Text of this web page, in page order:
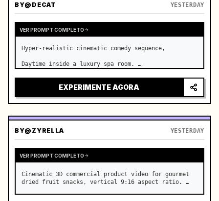
BY@DECAT YESTERDAY
VER PROMPT COMPLETO
Hyper-realistic cinematic comedy sequence,
Daytime inside a luxury spa room. …
EXPERIMENTE AGORA
BY@ZYRELLA YESTERDAY
VER PROMPT COMPLETO
Cinematic 3D commercial product video for gourmet
dried fruit snacks, vertical 9:16 aspect ratio. …